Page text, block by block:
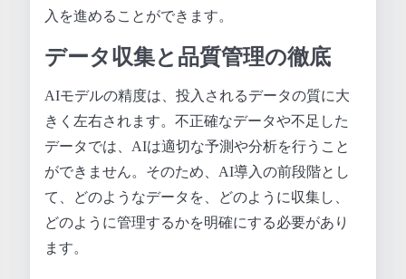
入を進めることができます。
データ収集と品質管理の徹底
AIモデルの精度は、投入されるデータの質に大
きく左右されます。不正確なデータや不足した
データでは、AIは適切な予測や分析を行うこと
ができません。そのため、AI導入の前段階とし
て、どのようなデータを、どのように収集し、
どのように管理するかを明確にする必要があり
ます。